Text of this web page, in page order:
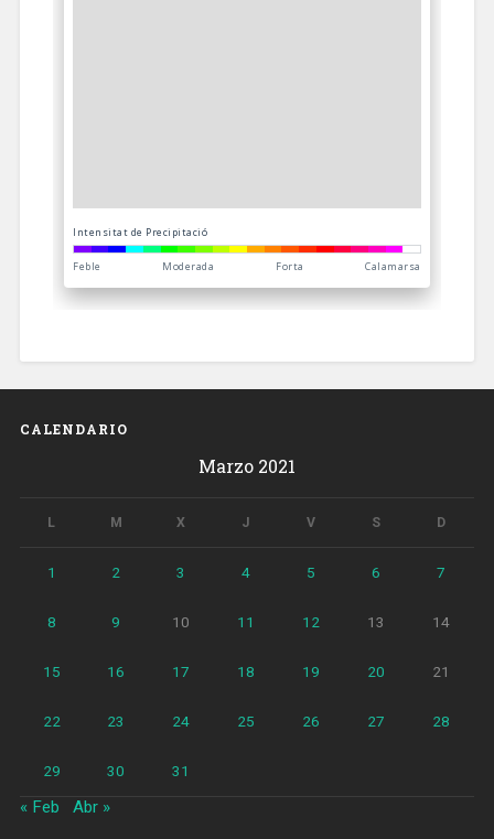
CALENDARIO
Marzo 2021
L M X J V S D
1 2 3 4 5 6 7
8 9 10 11 12 13 14
15 16 17 18 19 20 21
22 23 24 25 26 27 28
29 30 31
« Feb Abr »